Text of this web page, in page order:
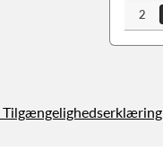
2
Tilgængelighedserklæring